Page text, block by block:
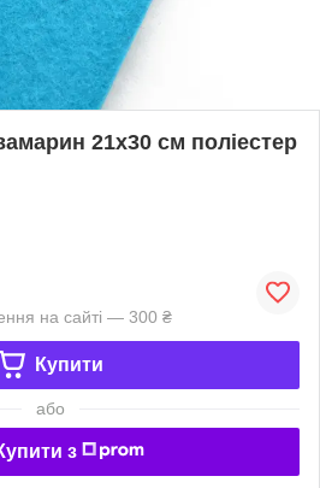
21х30 см поліестер
на сайті — 300 ₴
Купити
або
з